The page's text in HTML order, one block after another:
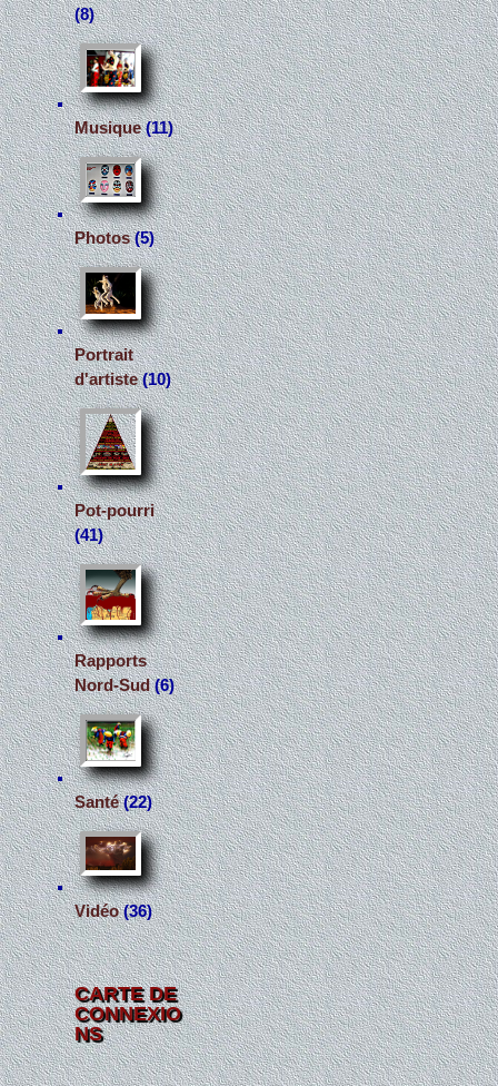
(8)
Musique(11)
Photos(5)
Portrait
d'artiste(10)
Pot-pourri
(41)
Rapports
Nord-Sud(6)
Santé(22)
Vidéo(36)
CARTE DE
CONNEXIO
NS